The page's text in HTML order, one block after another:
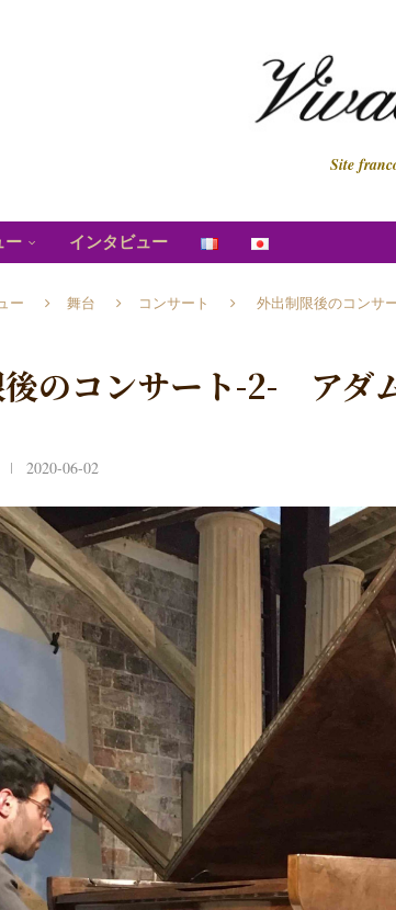
Site
ー インタビュー
ー 舞台 コンサート
外出制限後のコンサ
のコンサート-2- アダ
2020-06-02